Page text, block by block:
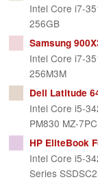
Intel Core i7-
256GB
Samsung
Intel Core i7-
256M3M
Dell Latitude
Intel Core i5-
PM830 MZ-
HP EliteBook
Intel Core i5-
Series